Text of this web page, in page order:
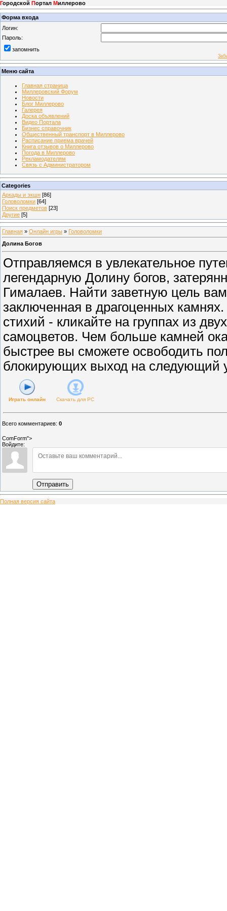
Городской Портал Миллерово
Форма входа
Логин:
Пароль:
запомнить
Меню сайта
Главная страница
Миллеровский Форум
Новости
Блог Миллерово
Галерея
Доска объявлений
Видео Портала
Бизнес справочник
Общественный транспорт в Миллерово
Расписание приема врачей
Книга отзывов о Миллерово
Погода в Миллерово
Рекламодателям
Связь с Администратором
Categories
Аркады и экшн [86]
Головоломки [64]
Поиск предметов [23]
Другие [5]
Главная » Онлайн игры » Головоломки
Долина Богов
Отправляемся в увлекательное
легендарную Долину богов,
Гималаев. Найти заветную цель
заключенная в драгоценных
стихий - кликайте на группах из
самоцветов. Чем больше камней
быстрее вы сможете освободить
блокирующих выход на следующий
Играть онлайн Скачать для PC
Всего комментариев: 0
ComForm">
Войдите:
Отправить
Полная версия сайта